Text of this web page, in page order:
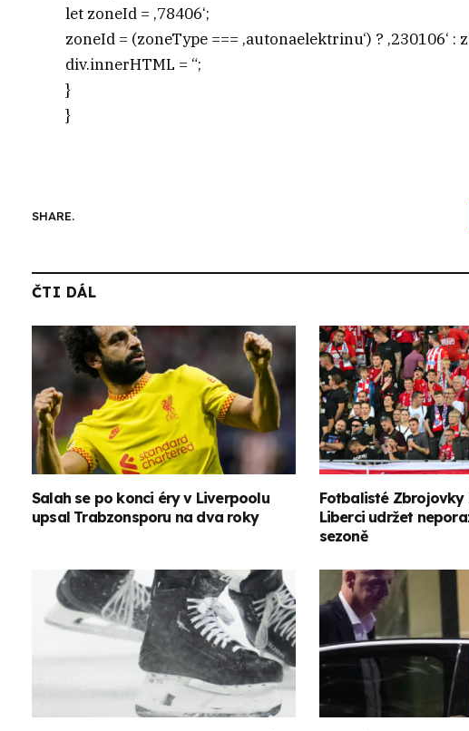
let zoneId = ‚78406‘;
zoneId = (zoneType === ‚autonaelektrinu‘) ? ‚230106‘ :
div.innerHTML = “;
}
}
SHARE.
ČTI DÁL
Salah se po konci éry v Liverpoolu
upsal Trabzonsporu na dva roky
Fotbalisté Zbrojovky
Liberci udržet
sezoně